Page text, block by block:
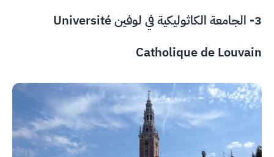
3-
الجامعة الكاثوليكية في لوفين Université
Catholique de Louvain